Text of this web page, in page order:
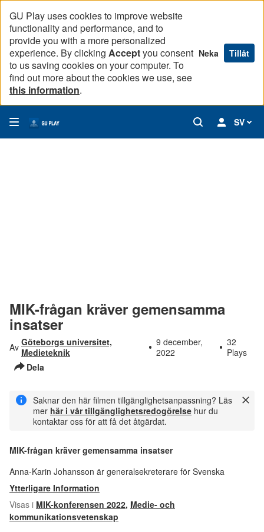
GU Play uses cookies to improve website
functionality and performance, and to
provide you with a more personalized
experience. By clicking Acceptyou consent
to us saving cookies on your computer. To
find out more about the cookies we use, see
this information.
Neka Tillåt
SV
MIK-frågan kräver gemensamma
insatser
Av Göteborgs universitet,
Medieteknik
9 december,
2022
32
Plays
Dela
Saknar den här filmen tillgänglighetsanpassning? Läs
mer här i vår tillgänglighetsredogörelse hur du
kontaktar oss för att få det åtgärdat.
MIK-frågan kräver gemensamma insatser
Anna-Karin Johansson är generalsekreterare för Svenska
Ytterligare Information
Visas i MIK-konferensen 2022, Medie- och
kommunikationsvetenskap